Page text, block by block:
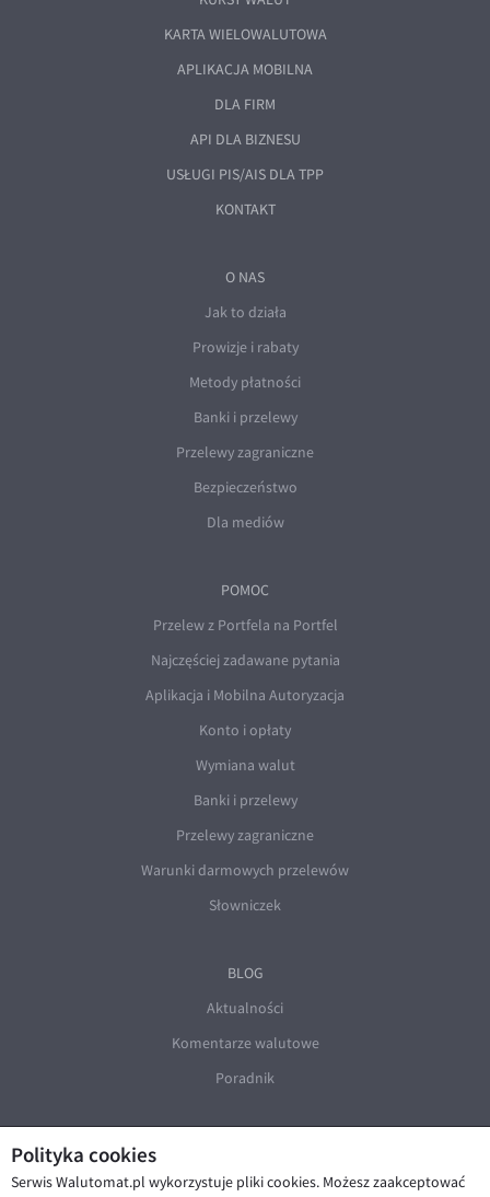
Polityka cookies
Serwis Walutomat.pl wykorzystuje pliki cookies. Możesz zaakceptować
KARTA WIELOWALUTOWA
APLIKACJA MOBILNA
DLA FIRM
API DLA BIZNESU
USŁUGI PIS/AIS DLA TPP
KONTAKT
O NAS
Jak to działa
Prowizje i rabaty
Metody płatności
Banki i przelewy
Przelewy zagraniczne
Bezpieczeństwo
Dla mediów
POMOC
Przelew z Portfela na Portfel
Najczęściej zadawane pytania
Aplikacja i Mobilna Autoryzacja
Konto i opłaty
Wymiana walut
Banki i przelewy
Przelewy zagraniczne
Warunki darmowych przelewów
Słowniczek
BLOG
Aktualności
Komentarze walutowe
Poradnik